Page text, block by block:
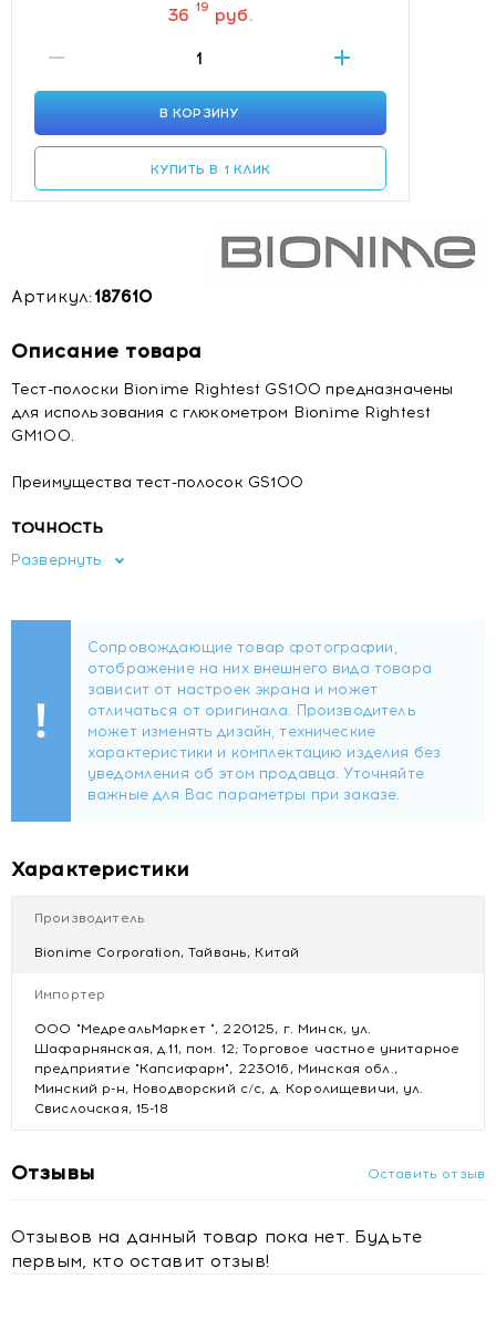
36 19 руб.
В КОРЗИНУ
КУПИТЬ В 1 КЛИК
Артикул:187610
Описание товара
Тест-полоски Bionime Rightest GS100 предназначены
для использования с глюкометром Bionime Rightest
GM100.
Преимущества тест-полосок GS100
ТОЧНОСТЬ
• При создании электродов тест-полоски используются
результатов.
• Короткий путь от места забора крови до зоны
химической реакции минимизирует влияние внешней
среды на результат.
• Автоматическое всасывание крови – капиллярный
способ, при котором тест-полоска сама возьмет
необходимый для анализа объем.
УДОБСТВО ТЕСТ-ПОЛОСОК
• Запатентованная конструкция тест-полоски
обеспечивает удобство и гигиеничность в
использовании. Нет контакта с зоной измерения ни в
момент подготовки, ни во время измерения.
держать в руках. Лицевая и обратная стороны легко
• Жесткая конструкция исключает случайную
деформацию тест-полоски.
Характеристики
Rightest GM100
Цвет — белый
Развернуть
Характеристики
Производитель
Bionime Corporation, Тайвань, Китай
Импортер
ООО "МедреальМаркет ", 220125, г. Минск, ул.
Шафарнянская, д.11, пом. 12; Торговое частное унитарное
предприятие "Капсифарм", 223016, Минская обл.,
Минский р-н, Новодворский с/с, д. Королищевичи, ул.
Свислочская, 15-18
Отзывы Оставить отзыв
Отзывов на данный товар пока нет. Будьте
первым, кто оставит отзыв!